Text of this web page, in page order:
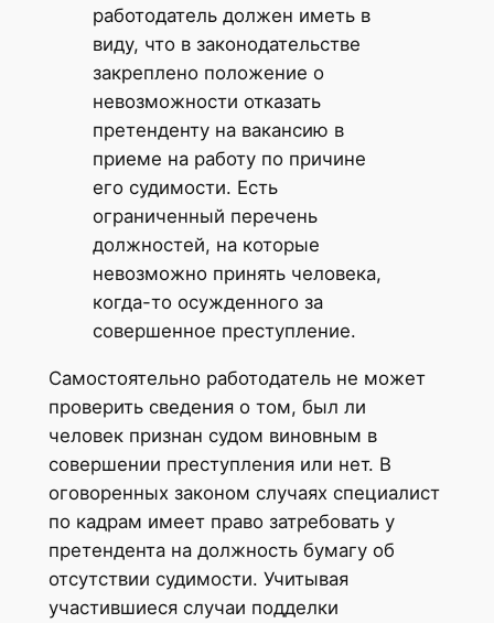
работодатель должен иметь в
виду, что в законодательстве
закреплено положение о
невозможности отказать
претенденту на вакансию в
приеме на работу по причине
его судимости. Есть
ограниченный перечень
должностей, на которые
невозможно принять человека,
когда-то осужденного за
совершенное преступление.
Самостоятельно работодатель не может
проверить сведения о том, был ли
человек признан судом виновным в
совершении преступления или нет. В
оговоренных законом случаях специалист
по кадрам имеет право затребовать у
претендента на должность бумагу об
отсутствии судимости. Учитывая
участившиеся случаи подделки